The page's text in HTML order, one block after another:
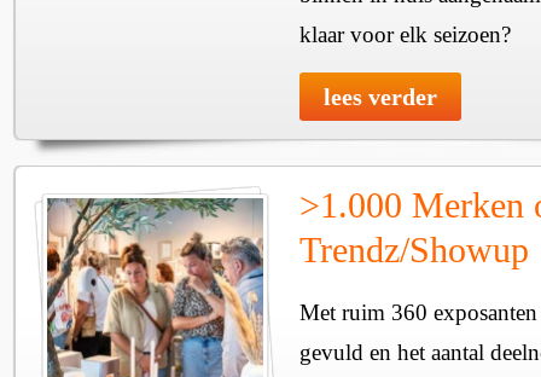
klaar voor elk seizoen?
lees verder
>1.000 Merken
Trendz/Showup
Met ruim 360
gevuld en het aantal